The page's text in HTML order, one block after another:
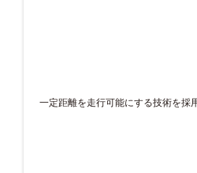
一定距離を走行可能にする技術を採